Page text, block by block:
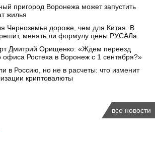
пригород Воронежа может запустить
жилья
Черноземья дороже, чем для Китая. В
менять ли формулу цены РУСАЛа
Дмитрий Орищенко: «Ждем переезд
офиса Ростеха в Воронеж с 1 сентября?»
в Россию, но не в расчеты: что изменит
криптовалюты
все новости